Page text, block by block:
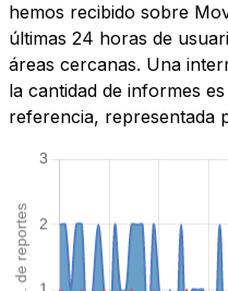
hemos recibido sobre
últimas 24 horas de
áreas cercanas. Una
la cantidad de informes
referencia, representada